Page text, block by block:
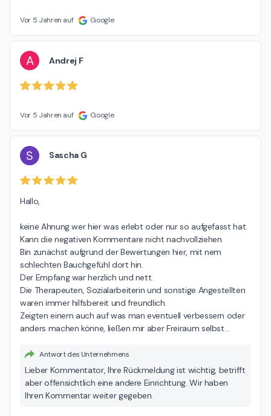
Vor 5 Jahren auf Google
A Andrej F
Vor 5 Jahren auf Google
S Sascha G
Hallo,
keine Ahnung wer hier was erlebt oder nur so aufgefasst hat.
Kann die negativen Kommentare nicht nachvollziehen.
Bin zunächst aufgrund der Bewertungen hier, mit nem
schlechten Bauchgefühl dort hin.
Der Empfang war herzlich und nett.
Die Therapeuten, Sozialarbeiterin und sonstige Angestellten
waren immer hilfsbereit und freundlich.
Zeigten einem auch auf was man eventuell verbessern oder
anders machen könne, ließen mir aber Freiraum selbst…
Antwort des Unternehmens
Lieber Kommentator, Ihre Rückmeldung ist wichtig, betrifft
aber offensichtlich eine andere Einrichtung. Wir haben
Ihren Kommentar weiter gegeben.